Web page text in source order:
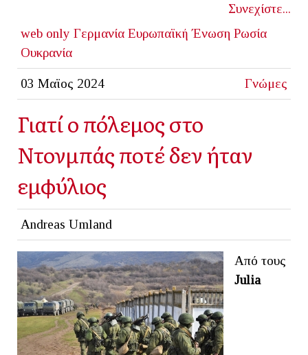
Συνεχίστε...
web only Γερμανία Ευρωπαϊκή Ένωση Ρωσία
Ουκρανία
03 Μαϊος 2024 Γνώμες
Γιατί ο πόλεμος στο
Ντονμπάς ποτέ δεν ήταν
εμφύλιος
Andreas Umland
Από τους
Julia